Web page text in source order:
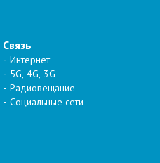
Связь
Интернет
5G, 4G, 3G
Радиовещание
Социальные сети